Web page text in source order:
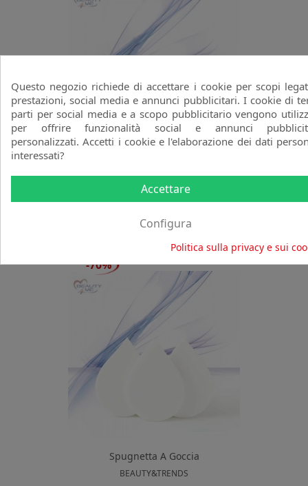
BEAUTY&TRENDS
Prezzo
base
3,20 € Prezzo
0,96 €
Spugnetta A Goccia
BEAUTY&TRENDS
-70%
Questo negozio richiede di accettare i cookie per scopi
prestazioni, social media e annunci pubblicitari. I cookie di
parti per social media e a scopo pubblicitario vengono
per offrire funzionalità social e annunci
personalizzati. Accetti i cookie e l'elaborazione dei dati
interessati?
Accettare
Configura
Politica sulla privacy e sui